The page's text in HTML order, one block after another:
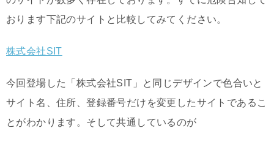
おります下記のサイトと比較してみてください。
株式会社SIT
今回登場した「株式会社SIT」と同じデザインで色合いと
サイト名、住所、登録番号だけを変更したサイトであるこ
とがわかります。そして共通しているのが